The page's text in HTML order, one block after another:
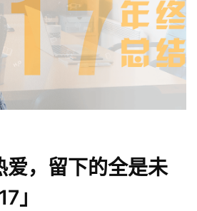
爱，留下的全是未
」